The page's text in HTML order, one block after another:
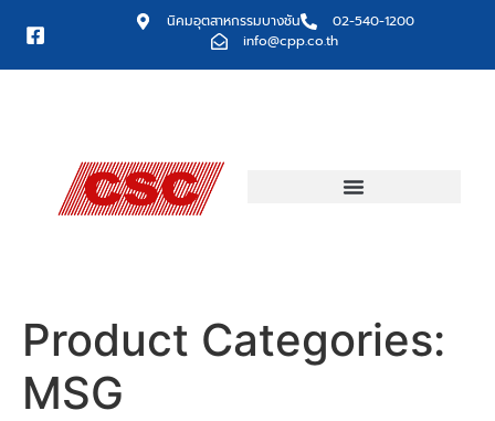
นิคมอุตสาหกรรมบางชัน
02-540-1200
info@cpp.co.th
Product Categories:
MSG